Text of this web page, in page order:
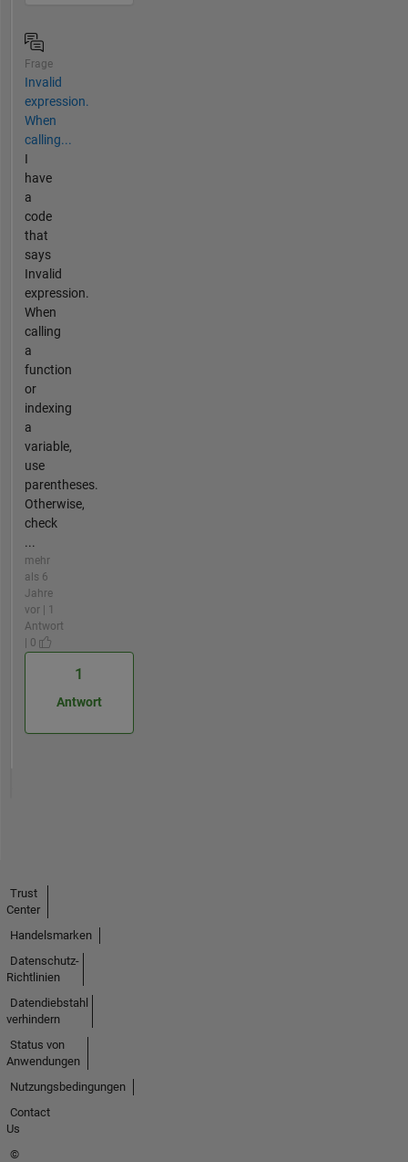
Frage
Invalid
expression.
When
calling...
I
have
a
code
that
says
Invalid
expression.
When
calling
a
function
or
indexing
a
variable,
use
parentheses.
Otherwise,
check
...
mehr
als 6
Jahre
vor | 1
Antwort
| 0
1
Antwort
Trust
Center
Handelsmarken
Datenschutz-
Richtlinien
Datendiebstahl
verhindern
Status von
Anwendungen
Nutzungsbedingungen
Contact
Us
©